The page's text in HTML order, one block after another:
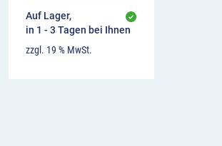
Auf Lager,
in 1 - 3 Tagen bei Ihnen
zzgl. 19 % MwSt.